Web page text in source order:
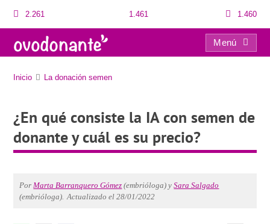
2.261 1.461 1.460
Menú
Inicio La donación semen
¿En qué consiste la IA con semen de
donante y cuál es su precio?
PorMarta Barranquero Gómez (embrióloga) ySara Salgado
(embrióloga). Actualizado el 28/01/2022